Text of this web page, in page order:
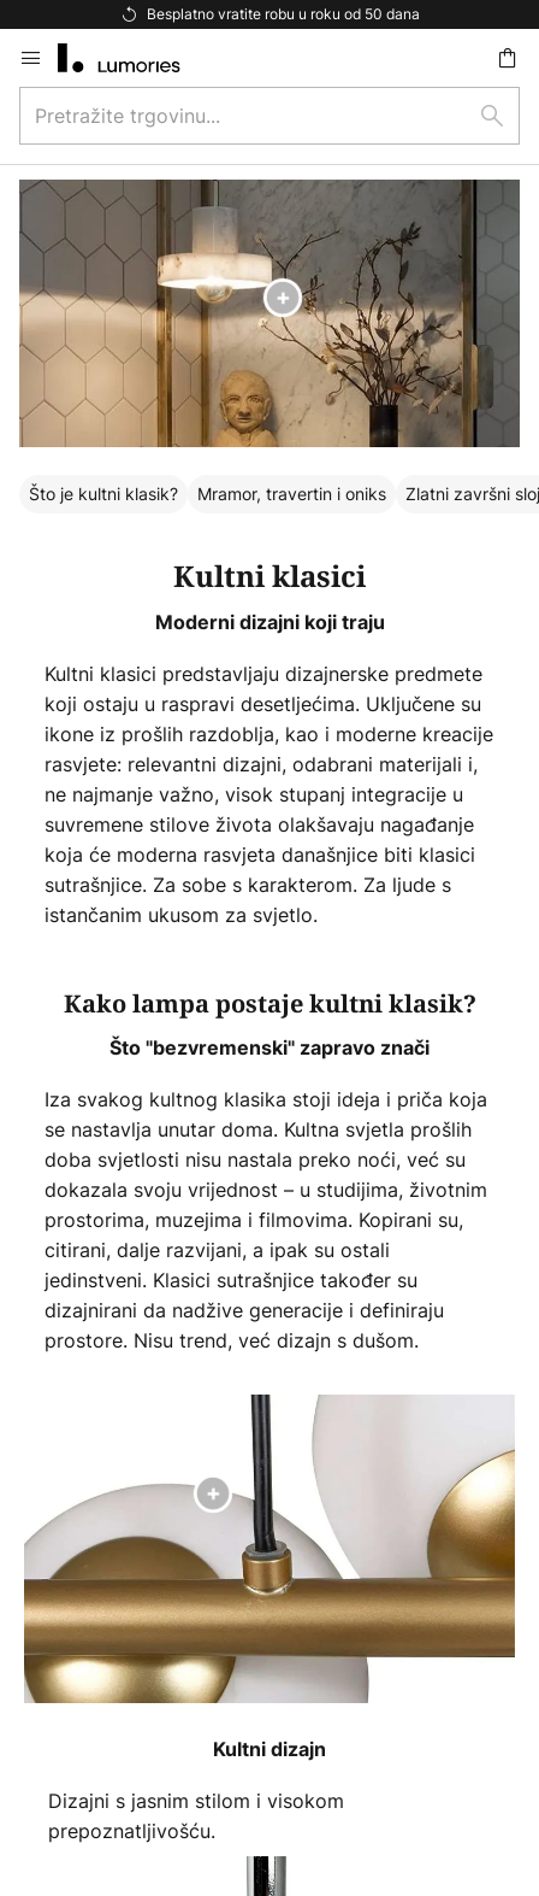
Besplatna dostava za kupnju iznad 69 €
to
Content
trgovinu...
traži
Što je kultni klasik? Mramor, travertin i oniks Zlatni završni
Kultni klasici
Moderni dizajni koji traju
Kultni klasici predstavljaju dizajnerske predmete
koji ostaju u raspravi desetljećima. Uključene su
ikone iz prošlih razdoblja, kao i moderne kreacije
rasvjete: relevantni dizajni, odabrani materijali i,
ne najmanje važno, visok stupanj integracije u
suvremene stilove života olakšavaju nagađanje
koja će moderna rasvjeta današnjice biti klasici
sutrašnjice. Za sobe s karakterom. Za ljude s
istančanim ukusom za svjetlo.
Kako lampa postaje kultni klasik?
Što "bezvremenski" zapravo znači
Iza svakog kultnog klasika stoji ideja i priča koja
se nastavlja unutar doma. Kultna svjetla prošlih
doba svjetlosti nisu nastala preko noći, već su
dokazala svoju vrijednost – u studijima, životnim
prostorima, muzejima i filmovima. Kopirani su,
citirani, dalje razvijani, a ipak su ostali
jedinstveni. Klasici sutrašnjice također su
dizajnirani da nadžive generacije i definiraju
prostore. Nisu trend, već dizajn s dušom.
Kultni dizajn
Dizajni s jasnim stilom i visokom
prepoznatljivošću.